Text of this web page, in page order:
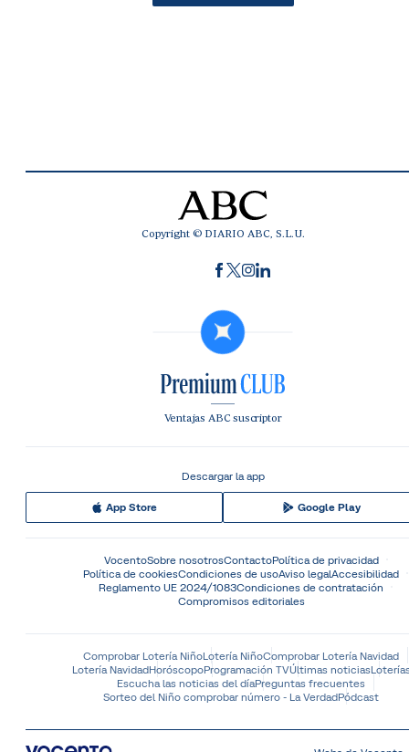
Copyright © DIARIO ABC, S.L.U.
Ventajas ABC suscriptor
Descargar la app
App Store Google Play
VocentoSobre nosotrosContactoPolítica de privacidad
Política de cookiesCondiciones de usoAviso legalAccesibilidad
Reglamento UE 2024/1083Condiciones de contratación
Compromisos editoriales
Comprobar Lotería NiñoLotería NiñoComprobar Lotería Navidad
Lotería NavidadHoróscopoProgramación TVÚltimas noticias
Escucha las noticias del díaPreguntas frecuentes
Sorteo del Niño comprobar número - La VerdadPódcast